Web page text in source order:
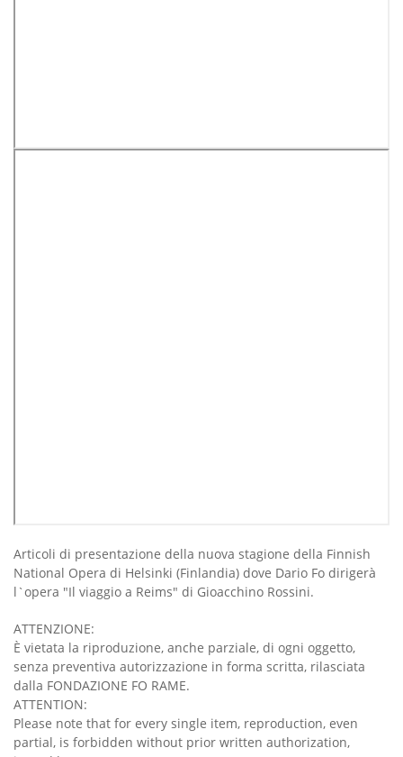
Articoli di presentazione della nuova stagione della Finnish
National Opera di Helsinki (Finlandia) dove Dario Fo dirigerà
l`opera "Il viaggio a Reims" di Gioacchino Rossini.
ATTENZIONE:
È vietata la riproduzione, anche parziale, di ogni oggetto,
senza preventiva autorizzazione in forma scritta, rilasciata
dalla FONDAZIONE FO RAME.
ATTENTION:
Please note that for every single item, reproduction, even
partial, is forbidden without prior written authorization,